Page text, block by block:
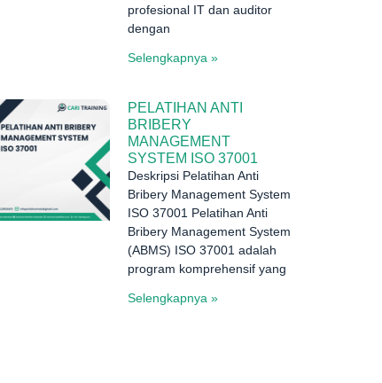
profesional IT dan auditor
dengan
Selengkapnya »
PELATIHAN ANTI
BRIBERY
MANAGEMENT
SYSTEM ISO 37001
Deskripsi Pelatihan Anti
Bribery Management System
ISO 37001 Pelatihan Anti
Bribery Management System
(ABMS) ISO 37001 adalah
program komprehensif yang
Selengkapnya »